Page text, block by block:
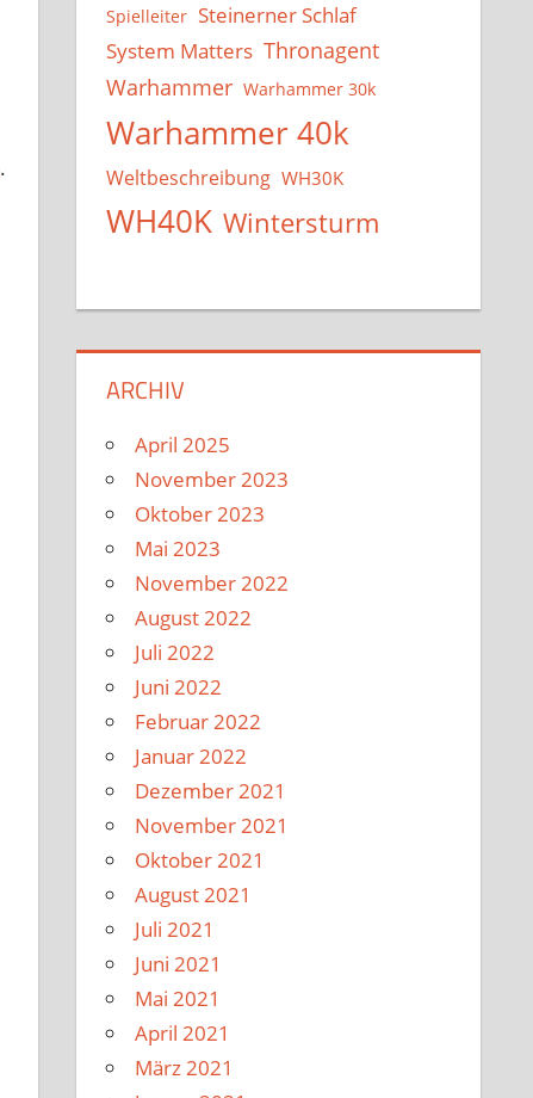
.
Spielleiter Steinerner Schlaf
System Matters Thronagent
Warhammer Warhammer 30k
Warhammer 40k
Weltbeschreibung WH30K
WH40K Wintersturm
ARCHIV
April 2025
November 2023
Oktober 2023
Mai 2023
November 2022
August 2022
Juli 2022
Juni 2022
Februar 2022
Januar 2022
Dezember 2021
November 2021
Oktober 2021
August 2021
Juli 2021
Juni 2021
Mai 2021
April 2021
März 2021